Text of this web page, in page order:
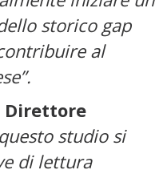
storico gap
al
Direttore
studio si
di lettura